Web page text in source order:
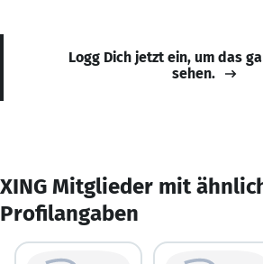
Logg Dich jetzt ein, um das
sehen.
XING Mitglieder mit
Profilangaben